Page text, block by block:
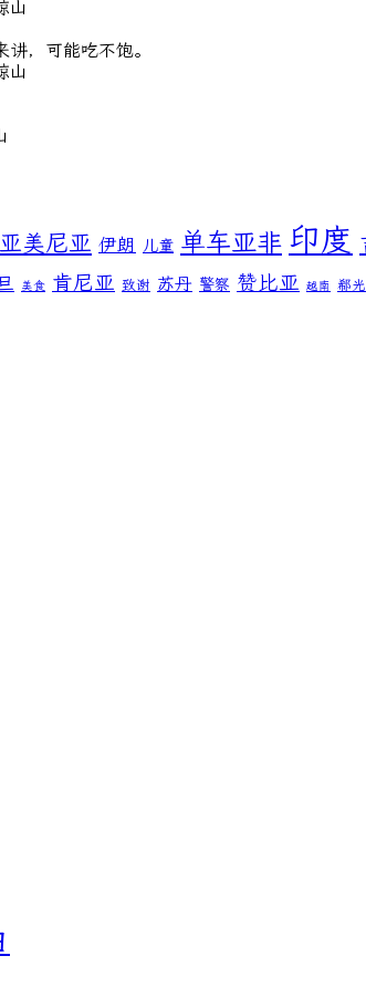
山
，可能吃不饱。
山
亚美尼亚 伊朗 儿童 单车亚非 印度
美食 肯尼亚 致谢 苏丹 警察 赞比亚 越南 郗光